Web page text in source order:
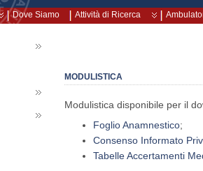
Dove Siamo Attività di Ricerca
MODULISTICA
Modulistica disponibile per il
Foglio Anamnestico;
Consenso Informato
Tabelle Accertamenti